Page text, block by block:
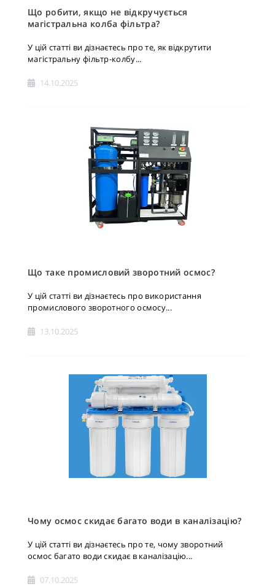
Що робити, якщо не відкручується
магістральна колба фільтра?
У цій статті ви дізнаєтесь про те, як відкрутити
магістральну фільтр-колбу...
14.10.2025
Що таке промисловий зворотний осмос?
У цій статті ви дізнаєтесь про використання
промислового зворотного осмосу...
13.10.2025
Чому осмос скидає багато води в каналізацію?
У цій статті ви дізнаєтесь про те, чому зворотний
осмос багато води скидає в каналізацію...
07.10.2025